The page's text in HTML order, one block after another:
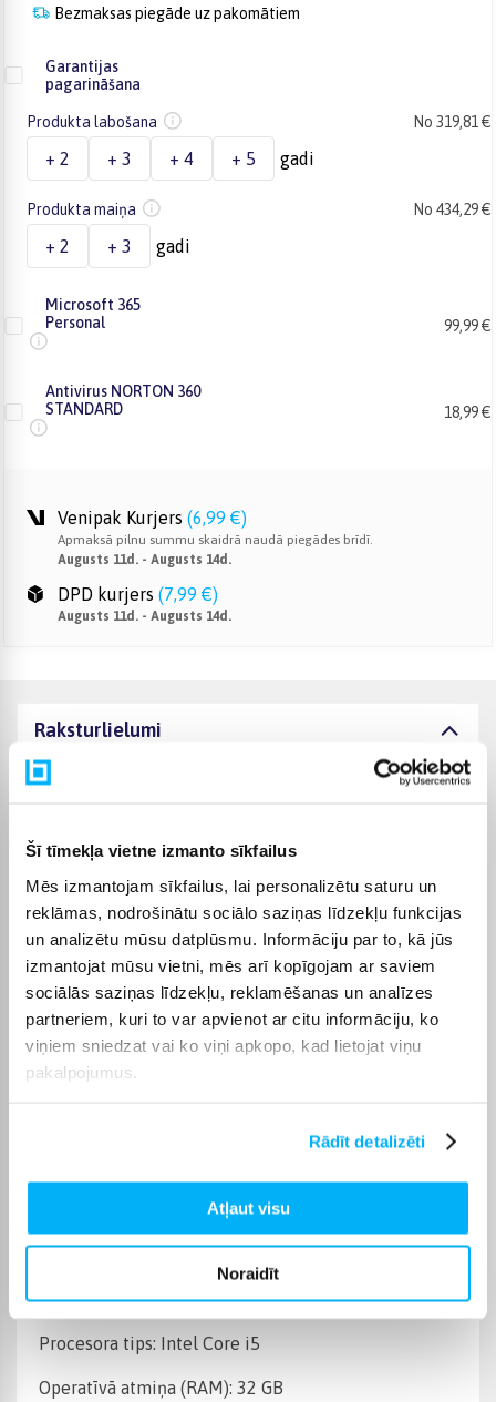
Šī tīmekļa vietne izmanto sīkfailus
Mēs izmantojam sīkfailus, lai personalizētu saturu un
reklāmas, nodrošinātu sociālo saziņas līdzekļu funkcijas
un analizētu mūsu datplūsmu. Informāciju par to, kā jūs
izmantojat mūsu vietni, mēs arī kopīgojam ar saviem
sociālās saziņas līdzekļu, reklamēšanas un analīzes
partneriem, kuri to var apvienot ar citu informāciju, ko
viņiem sniedzat vai ko viņi apkopo, kad lietojat viņu
pakalpojumus.
Rādīt detalizēti
Atļaut visu
Noraidīt
Bezmaksas piegāde uz pakomātiem
Garantijas
pagarināšana
Produkta labošana No 319,81 €
+ 2 + 3 + 4 + 5 gadi
Produkta maiņa No 434,29 €
+ 2 + 3 gadi
Microsoft 365
Personal
99,99 €
Antivirus NORTON 360
STANDARD
18,99 €
Venipak Kurjers (6,99 €)
Apmaksā pilnu summu skaidrā naudā piegādes brīdī.
Augusts 11d. - Augusts 14d.
DPD kurjers (7,99 €)
Augusts 11d. - Augusts 14d.
Raksturlielumi
Ražotājs
Komplektēšanas valsts Latvija
Operētājsistēma Windows 11 Pro
Cietā diska ietilpība 500 GB
Operatīvā atmiņa, (RAM) 32 GB
Videokarte
Intel Core 5 / i5
Preces apraksts
Procesora tips: Intel Core i5
Operatīvā atmiņa (RAM): 32 GB